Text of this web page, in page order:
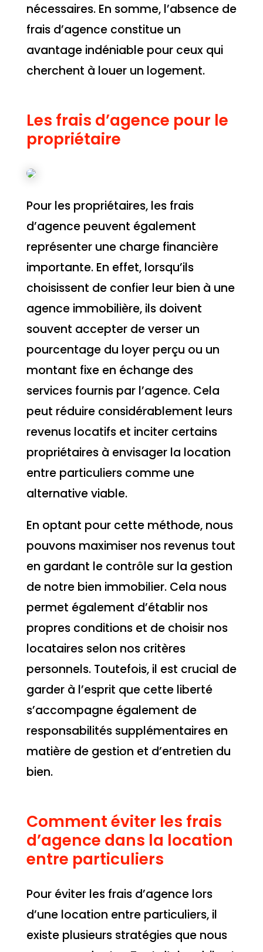
nécessaires. En somme, l’absence de
frais d’agence constitue un
avantage indéniable pour ceux qui
cherchent à louer un logement.
Les frais d’agence pour le
propriétaire
Pour les propriétaires, les frais
d’agence peuvent également
représenter une charge financière
importante. En effet, lorsqu’ils
choisissent de confier leur bien à une
agence immobilière, ils doivent
souvent accepter de verser un
pourcentage du loyer perçu ou un
montant fixe en échange des
services fournis par l’agence. Cela
peut réduire considérablement leurs
revenus locatifs et inciter certains
propriétaires à envisager la location
entre particuliers comme une
alternative viable.
En optant pour cette méthode, nous
pouvons maximiser nos revenus tout
en gardant le contrôle sur la gestion
de notre bien immobilier. Cela nous
permet également d’établir nos
propres conditions et de choisir nos
locataires selon nos critères
personnels. Toutefois, il est crucial de
garder à l’esprit que cette liberté
s’accompagne également de
responsabilités supplémentaires en
matière de gestion et d’entretien du
bien.
Comment éviter les frais
d’agence dans la location
entre particuliers
Pour éviter les frais d’agence lors
d’une location entre particuliers, il
existe plusieurs stratégies que nous